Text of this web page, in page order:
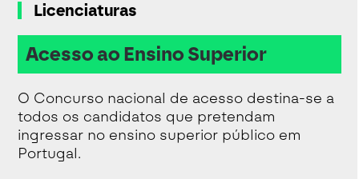
Licenciaturas
Acesso ao Ensino Superior
O Concurso nacional de acesso destina-se a
todos os candidatos que pretendam
ingressar no ensino superior público em
Portugal.